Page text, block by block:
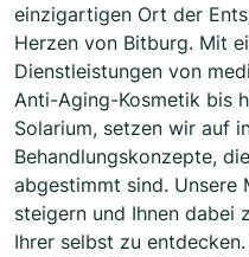
einzigartigen Ort der
Herzen von Bitburg. Mit
Dienstleistungen von
Anti-Aging-Kosmetik bis
Solarium, setzen wir auf
Behandlungskonzepte,
abgestimmt sind. Unsere
steigern und Ihnen dabei
Ihrer selbst zu